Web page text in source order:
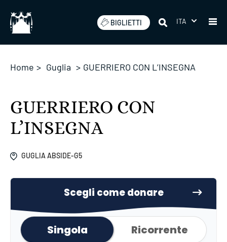
BIGLIETTI ITA
Home > Guglia > GUERRIERO CON L’INSEGNA
GUERRIERO CON
L’INSEGNA
GUGLIA ABSIDE-G5